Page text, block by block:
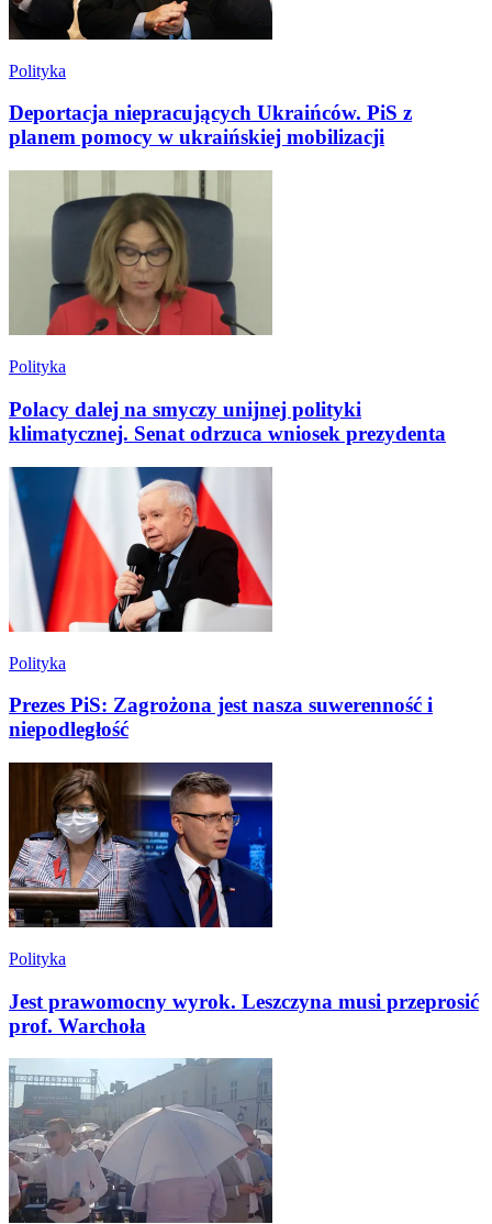
Polityka
Deportacja niepracujących Ukraińców. PiS z
planem pomocy w ukraińskiej mobilizacji
Polityka
Polacy dalej na smyczy unijnej polityki
klimatycznej. Senat odrzuca wniosek prezydenta
Polityka
Prezes PiS: Zagrożona jest nasza suwerenność i
niepodległość
Polityka
Jest prawomocny wyrok. Leszczyna musi przeprosić
prof. Warchoła